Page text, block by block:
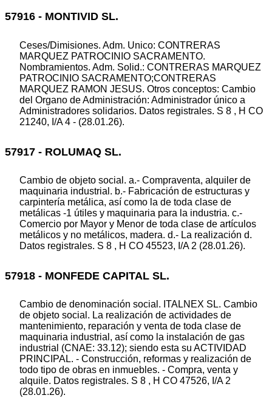
57916 - MONTIVID SL.
Ceses/Dimisiones. Adm. Unico: CONTRERAS
MARQUEZ PATROCINIO SACRAMENTO.
Nombramientos. Adm. Solid.: CONTRERAS MARQUEZ
PATROCINIO SACRAMENTO;CONTRERAS
MARQUEZ RAMON JESUS. Otros conceptos: Cambio
del Organo de Administración: Administrador único a
Administradores solidarios. Datos registrales. S 8 , H CO
21240, I/A 4 - (28.01.26).
57917 - ROLUMAQ SL.
Cambio de objeto social. a.- Compraventa, alquiler de
maquinaria industrial. b.- Fabricación de estructuras y
carpintería metálica, así como la de toda clase de
metálicas -1 útiles y maquinaria para la industria. c.-
Comercio por Mayor y Menor de toda clase de artículos
metálicos y no metálicos, madera. d.- La realización d.
Datos registrales. S 8 , H CO 45523, I/A 2 (28.01.26).
57918 - MONFEDE CAPITAL SL.
Cambio de denominación social. ITALNEX SL. Cambio
de objeto social. La realización de actividades de
mantenimiento, reparación y venta de toda clase de
maquinaria industrial, así como la instalación de gas
industrial (CNAE: 33.12); siendo esta su ACTIVIDAD
PRINCIPAL. - Construcción, reformas y realización de
todo tipo de obras en inmuebles. - Compra, venta y
alquile. Datos registrales. S 8 , H CO 47526, I/A 2
(28.01.26).